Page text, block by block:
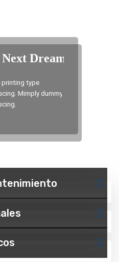
printing type
Mimply dummy
printing type
Mimply dummy